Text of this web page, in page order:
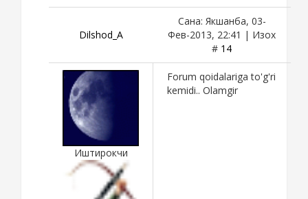
Dilshod_A
Сана: Якшанба, 03-
Фев-2013, 22:41 | Изох
# 14
Иштирокчи
Forum qoidalariga to'g'ri
kemidi.. Olamgir